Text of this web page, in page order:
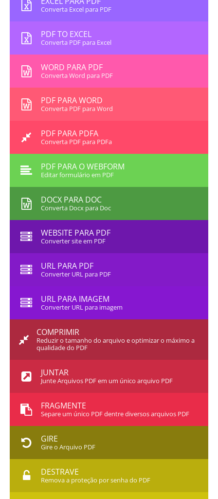
Converta Excel para PDF
PDF TO EXCEL
Converta PDF para Excel
WORD PARA PDF
Converta Word para PDF
PDF PARA WORD
Converta PDF para Word
PDF PARA PDFA
Converta PDF para PDFa
PDF PARA O WEBFORM
Editar formulário em PDF
DOCX PARA DOC
Converta Docx para Doc
WEBSITE PARA PDF
Converter site em PDF
URL PARA PDF
Converter URL para PDF
URL PARA IMAGEM
Converter URL para imagem
COMPRIMIR
Reduzir o tamanho do arquivo e optimizar o máximo a
qualidade do PDF
JUNTAR
Junte Arquivos PDF em um único arquivo PDF
FRAGMENTE
Separe um único PDF dentre diversos arquivos PDF
GIRE
Gire o Arquivo PDF
DESTRAVE
Remova a proteção por senha do PDF